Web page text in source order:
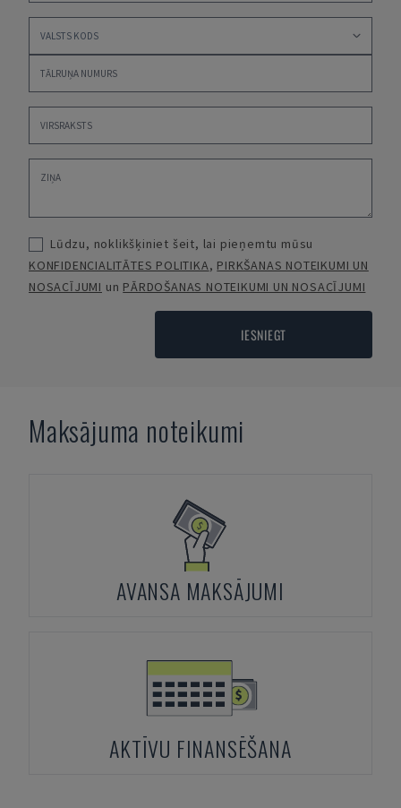
Lūdzu, noklikšķiniet šeit, lai pieņemtu mūsu
KONFIDENCIALITĀTES POLITIKA, PIRKŠANAS NOTEIKUMI UN
NOSACĪJUMI un PĀRDOŠANAS NOTEIKUMI UN NOSACĪJUMI
IESNIEGT
Maksājuma noteikumi
AVANSA MAKSĀJUMI
AKTĪVU FINANSĒŠANA